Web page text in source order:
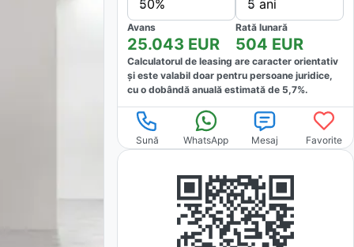
Nu ai oferte favorite
50% 5 ani
Avans
25.043 EUR
Rată lunară
504 EUR
Calculatorul de leasing are caracter orientativ
și este valabil doar pentru persoane juridice,
cu o dobândă anuală estimată de 5,7%.
Sună WhatsApp Mesaj Favorite